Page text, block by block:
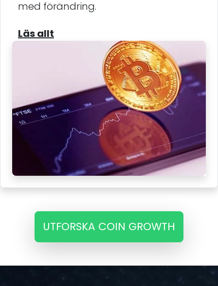
med förändring.
Läs allt
UTFORSKA COIN GROWTH